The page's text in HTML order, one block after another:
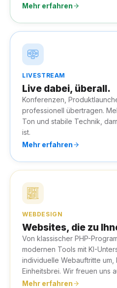
Mehr erfahren
LIVESTREAM
Live dabei, überall.
Konferenzen,
professionell übertragen.
Ton und stabile Technik,
ist.
Mehr erfahren
WEBDESIGN
Websites, die zu
Von klassischer PHP-
modernen Tools mit KI-
individuelle Webauftritte um,
Einheitsbrei. Wir freuen uns
Mehr erfahren